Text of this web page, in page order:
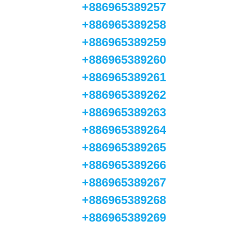
+886965389257
+886965389258
+886965389259
+886965389260
+886965389261
+886965389262
+886965389263
+886965389264
+886965389265
+886965389266
+886965389267
+886965389268
+886965389269